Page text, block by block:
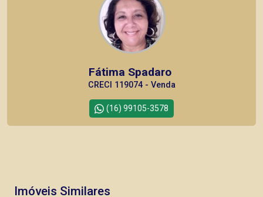
Fátima Spadaro
CRECI 119074 - Venda
(16) 99105-3578
Imóveis Similares